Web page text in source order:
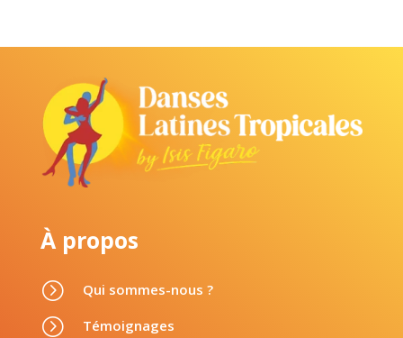
À propos
= Qui sommes-nous ?
= Témoignages